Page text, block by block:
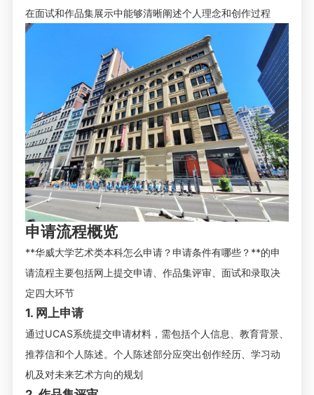
在面试和作品集展示中能够清晰阐述个人理念和创作过程
申请流程概览
**华威大学艺术类本科怎么申请？申请条件有哪些？**的申
请流程主要包括网上提交申请、作品集评审、面试和录取决
定四大环节
1. 网上申请
通过UCAS系统提交申请材料，需包括个人信息、教育背景、
推荐信和个人陈述。个人陈述部分应突出创作经历、学习动
机及对未来艺术方向的规划